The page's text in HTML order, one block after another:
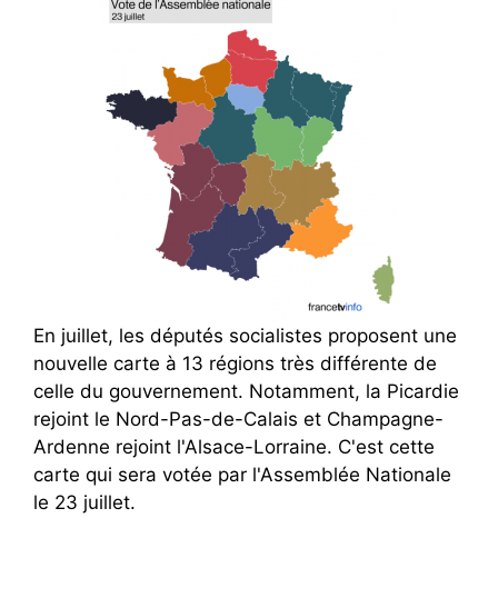
En juillet, les députés socialistes proposent une
nouvelle carte à 13 régions très différente de
celle du gouvernement. Notamment, la Picardie
rejoint le Nord-Pas-de-Calais et Champagne-
Ardenne rejoint l'Alsace-Lorraine. C'est cette
carte qui sera votée par l'Assemblée Nationale
le 23 juillet.